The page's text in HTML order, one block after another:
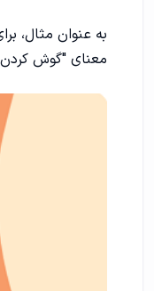
3. استفاده از "let's" برای دستورات گروهی:
4. استفاده از "please" برای تأکید روی مودبی:
انواع جملات
معنای "گوش